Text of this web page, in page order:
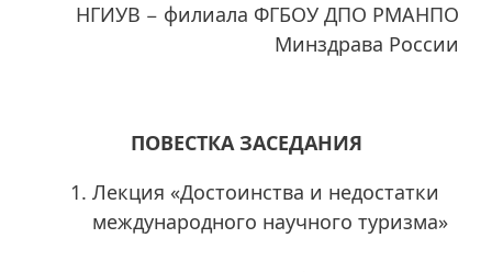
НГИУВ − филиала ФГБОУ ДПО РМАНПО
Минздрава России
ПОВЕСТКА ЗАСЕДАНИЯ
Лекция «Достоинства и недостатки
международного научного туризма»